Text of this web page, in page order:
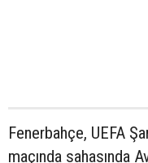
Fenerbahçe, UEFA
maçında sahasında